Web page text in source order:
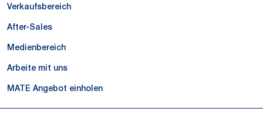
Verkaufsbereich
After-Sales
Medienbereich
Arbeite mit uns
MATE Angebot einholen